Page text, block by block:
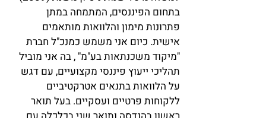
בתחום הפיננסים, המתמחה במתן
פתרונות מימון והלוואות מותאמים
אישית. כיום אני משמש כמנכ"ל חברת
"מיקוד משכנתאות בע"מ" , בה אני מוביל
תהליכי ייעוץ פיננסי מקצועיים, עם דגש
על הלוואות בתנאים אטרקטיביים
ללקוחות פרטיים ועסקיים. בעל תואר